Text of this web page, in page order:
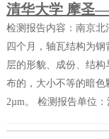
检测报告内容：南京
四个月，轴瓦结构为
层的形貌、成份、结
布的，大小不等的暗色
2µm。 检测报告单位